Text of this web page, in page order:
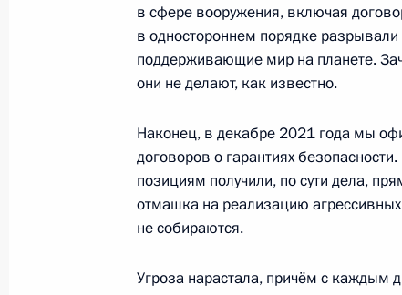
Подписание договоров о
и Херсонской областей в состав
30 сентября 2022 года, 16:00 Москва,
21 сентября 2022 года, среда
Обращение Президента
21 сентября 2022 года, 09:00
в сфере вооружения, включая
в одностороннем порядке
поддерживающие мир на планете.
они не делают, как известно.
Наконец, в декабре 2021 года мы
договоров о гарантиях
позициям получили, по сути дела,
отмашка на реализацию
не собираются.
Угроза нарастала, причём с каждым